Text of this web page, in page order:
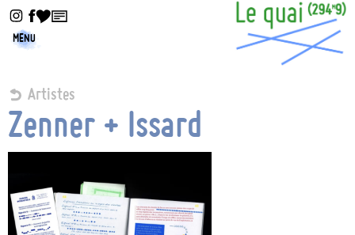
MENU
Artistes
Zenner + Issard